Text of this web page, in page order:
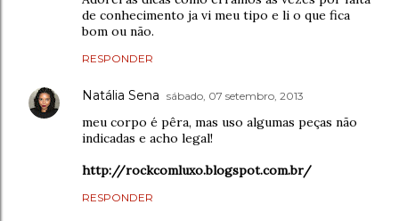
de conhecimento ja vi meu tipo e li o que fica
bom ou não.
RESPONDER
Natália Sena sábado, 07 setembro, 2013
meu corpo é pêra, mas uso algumas peças não
indicadas e acho legal!
http://rockcomluxo.blogspot.com.br/
RESPONDER